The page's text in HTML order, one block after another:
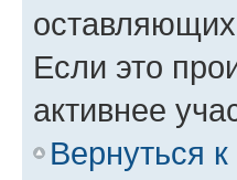
Если это
активнее
Вернуться